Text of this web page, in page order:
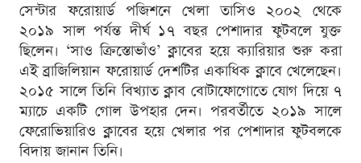
সেন্টার ফরোয়ার্ড পজিশনে খেলা তাসিও ২০০২ থেকে
২০১৯ সাল পর্যন্ত দীর্ঘ ১৭ বছর পেশাদার ফুটবলে যুক্ত
ছিলেন। ‘সাও ক্রিস্তোভাঁও’ ক্লাবের হয়ে ক্যারিয়ার শুরু করা
এই ব্রাজিলিয়ান ফরোয়ার্ড দেশটির একাধিক ক্লাবে খেলেছেন।
২০১৫ সালে তিনি বিখ্যাত ক্লাব বোটাফোগোতে যোগ দিয়ে ৭
ম্যাচে একটি গোল উপহার দেন। পরবর্তীতে ২০১৯ সালে
ফেরোভিয়ারিও ক্লাবের হয়ে খেলার পর পেশাদার ফুটবলকে
বিদায় জানান তিনি।